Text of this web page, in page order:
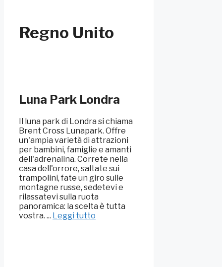
Regno Unito
Luna Park Londra
Il luna park di Londra si chiama
Brent Cross Lunapark. Offre
un'ampia varietà di attrazioni
per bambini, famiglie e amanti
dell'adrenalina. Correte nella
casa dell'orrore, saltate sui
trampolini, fate un giro sulle
montagne russe, sedetevi e
rilassatevi sulla ruota
panoramica: la scelta è tutta
vostra. ... Leggi tutto